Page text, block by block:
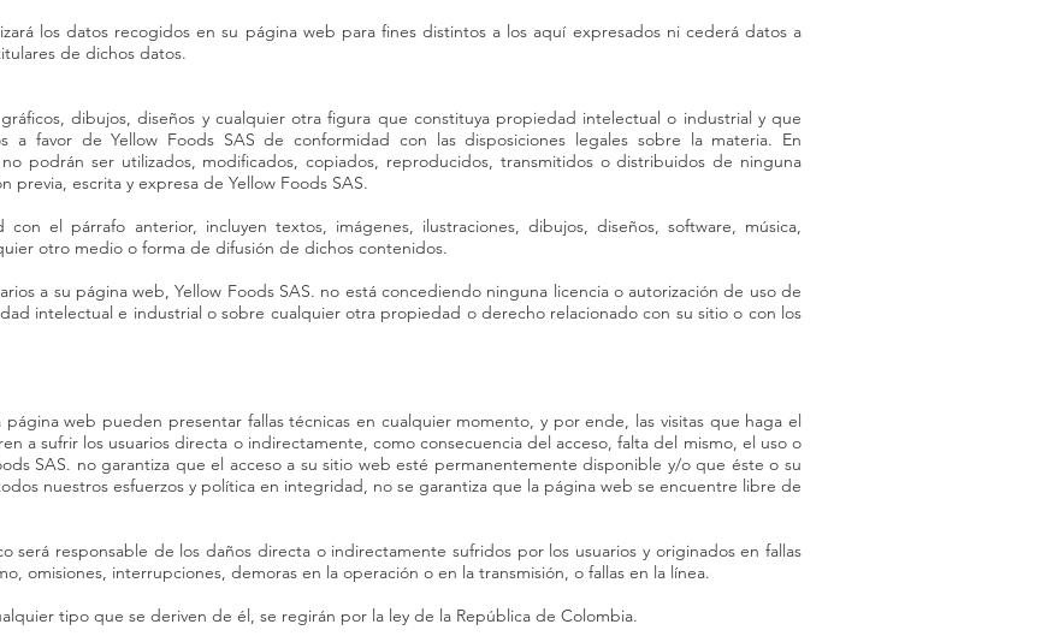
los datos recogidos en su página web para fines distintos a los aquí expresados ni cederá datos a
de dichos datos.
gráficos, dibujos, diseños y cualquier otra figura que constituya propiedad intelectual o industrial y que
a favor de Yellow Foods SAS de conformidad con las disposiciones legales sobre la materia. En
podrán ser utilizados, modificados, copiados, reproducidos, transmitidos o distribuidos de ninguna
previa, escrita y expresa de Yellow Foods SAS.
el párrafo anterior, incluyen textos, imágenes, ilustraciones, dibujos, diseños, software, música,
otro medio o forma de difusión de dichos contenidos.
a su página web, Yellow Foods SAS. no está concediendo ninguna licencia o autorización de uso de
intelectual e industrial o sobre cualquier otra propiedad o derecho relacionado con su sitio o con los
web pueden presentar fallas técnicas en cualquier momento, y por ende, las visitas que haga el
a sufrir los usuarios directa o indirectamente, como consecuencia del acceso, falta del mismo, el uso o
SAS. no garantiza que el acceso a su sitio web esté permanentemente disponible y/o que éste o su
nuestros esfuerzos y política en integridad, no se garantiza que la página web se encuentre libre de
será responsable de los daños directa o indirectamente sufridos por los usuarios y originados en fallas
omisiones, interrupciones, demoras en la operación o en la transmisión, o fallas en la línea.
tipo que se deriven de él, se regirán por la ley de la República de Colombia.